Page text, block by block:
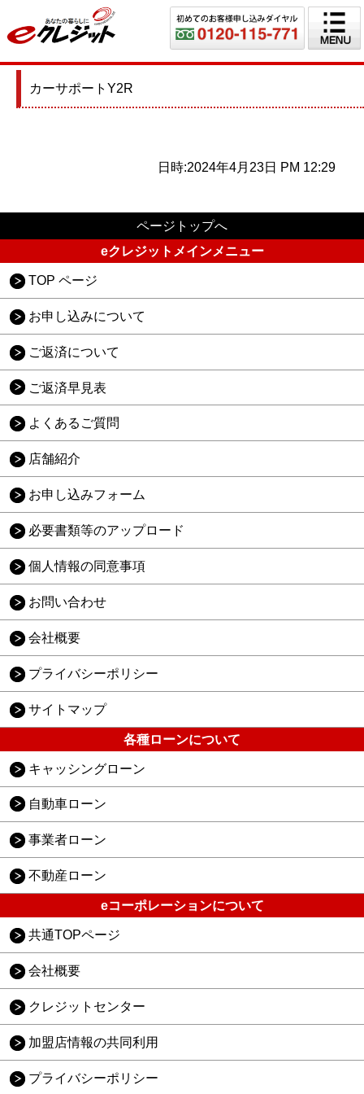
カーサポートY2R
日時:2024年4月23日 PM 12:29
ページトップへ
eクレジットメインメニュー
TOP ページ
お申し込みについて
ご返済について
ご返済早見表
よくあるご質問
店舗紹介
お申し込みフォーム
必要書類等のアップロード
個人情報の同意事項
お問い合わせ
会社概要
プライバシーポリシー
サイトマップ
各種ローンについて
キャッシングローン
自動車ローン
事業者ローン
不動産ローン
eコーポレーションについて
共通TOPページ
会社概要
クレジットセンター
加盟店情報の共同利用
プライバシーポリシー